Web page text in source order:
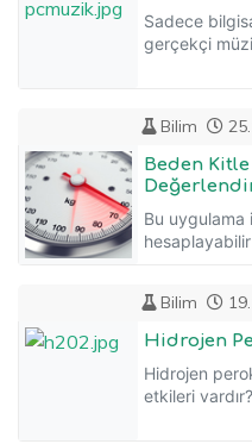
Sadece
gerçekçi
Bilim
Beden
Bu uygulama
Bilim
Hidrojen
Hidrojen
etkileri vardır?